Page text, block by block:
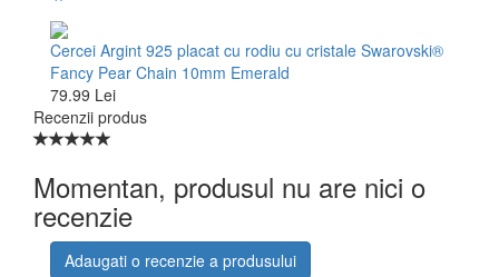
Cercei Argint 925 placat cu rodiu cu cristale Swarovski®
Fancy Pear Chain 10mm Emerald
79.99 Lei
Recenzii produs
Momentan, produsul nu are nici o
recenzie
Adaugati o recenzie a produsului